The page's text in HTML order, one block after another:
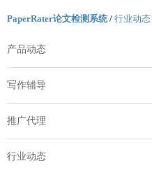
PaperRater论文检测系统/ 行业动态
产品动态
写作辅导
推广代理
行业动态